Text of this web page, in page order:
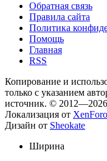
Обратная связь
Правила сайта
Политика
Помощь
Главная
RSS
Копирование и
только с указанием
источник. ©
Локализация от
Дизайн от Sheokate
Ширина